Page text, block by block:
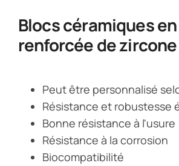
Blocs céramiques
renforcée de
Peut être personnalisé
Résistance et robustesse
Bonne résistance à l'usure
Résistance à la corrosion
Biocompatibilité